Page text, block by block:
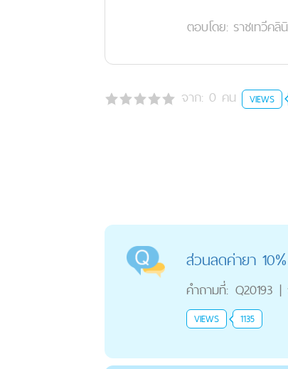
ตอบโดย: ราชเทวีคลิ
จาก: 0 คน VIEWS
ส่วนลดค่ายา
คำถามที่: Q20193 |
VIEWS 1135